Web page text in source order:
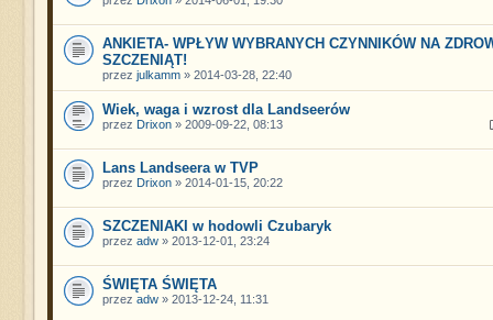
ANKIETA- WPŁYW WYBRANYCH CZYNNIKÓW NA
SZCZENIĄT!
przez julkamm» 2014-03-28, 22:40
Wiek, waga i wzrost dla Landseerów
przez Drixon» 2009-09-22, 08:13
Lans Landseera w TVP
przez Drixon» 2014-01-15, 20:22
SZCZENIAKI w hodowli Czubaryk
przez adw» 2013-12-01, 23:24
ŚWIĘTA ŚWIĘTA
przez adw» 2013-12-24, 11:31